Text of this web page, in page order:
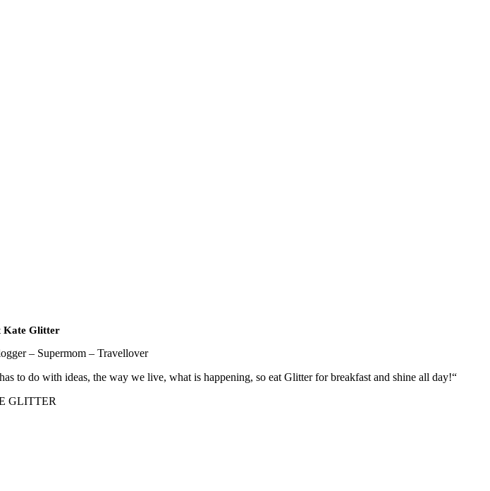
Kate Glitter
to do with ideas, the way we live, what is happening, so eat Glitter for breakfast and shine all day!“
GLITTER